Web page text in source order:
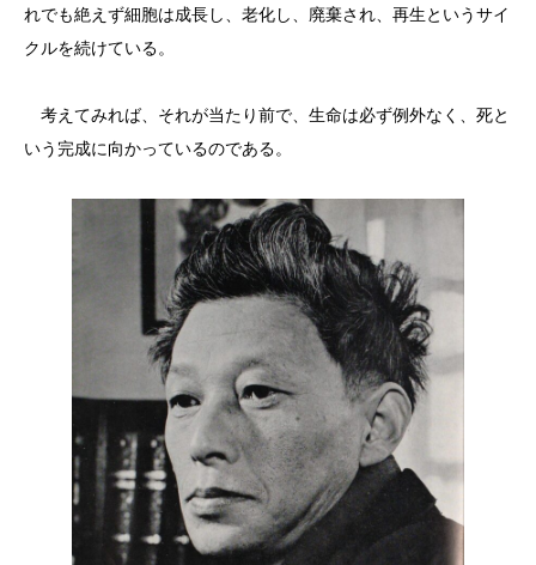
れでも絶えず細胞は成長し、老化し、廃棄され、再生というサイ
クルを続けている。
考えてみれば、それが当たり前で、生命は必ず例外なく、死と
いう完成に向かっているのである。